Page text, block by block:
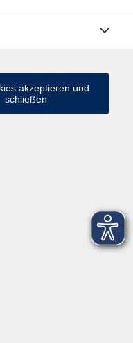
Barrierefreiheitserklärung
akzeptieren und
schließen